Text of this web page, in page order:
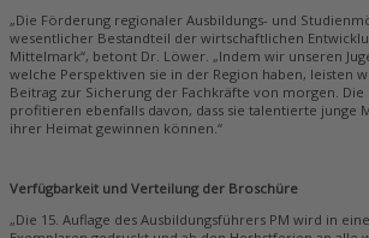
„Die Förderung regionaler Ausbildungs- und
wesentlicher Bestandteil der wirtschaftlichen
Mittelmark“, betont Dr. Löwer. „Indem wir unseren
welche Perspektiven sie in der Region haben, leisten
Beitrag zur Sicherung der Fachkräfte von morgen.
profitieren ebenfalls davon, dass sie talentierte junge
ihrer Heimat gewinnen können.“
Verfügbarkeit und Verteilung der Broschüre
„Die 15. Auflage des Ausbildungsführers PM wird in